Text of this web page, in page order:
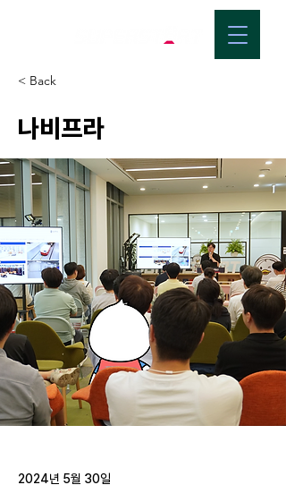
< Back
나비프라
2024년 5월 30일